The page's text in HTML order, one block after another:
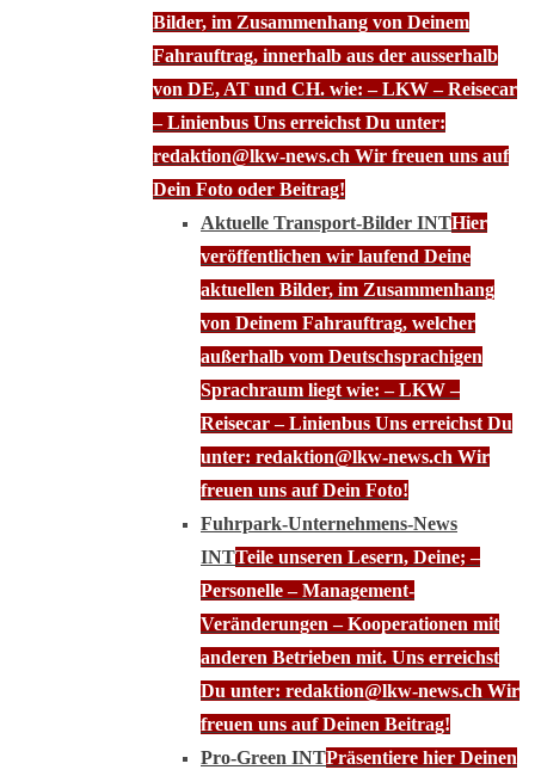
Bilder, im Zusammenhang von Deinem
Fahrauftrag, innerhalb aus der ausserhalb
von DE, AT und CH. wie: – LKW – Reisecar
– Linienbus Uns erreichst Du unter:
redaktion@lkw-news.ch Wir freuen uns auf
Dein Foto oder Beitrag!
Aktuelle Transport-Bilder INTHier
veröffentlichen wir laufend Deine
aktuellen Bilder, im Zusammenhang
von Deinem Fahrauftrag, welcher
außerhalb vom Deutschsprachigen
Sprachraum liegt wie: – LKW –
Reisecar – Linienbus Uns erreichst Du
unter: redaktion@lkw-news.ch Wir
freuen uns auf Dein Foto!
Fuhrpark-Unternehmens-News
INTTeile unseren Lesern, Deine; –
Personelle – Management-
Veränderungen – Kooperationen mit
anderen Betrieben mit. Uns erreichst
Du unter: redaktion@lkw-news.ch Wir
freuen uns auf Deinen Beitrag!
Pro-Green INTPräsentiere hier Deinen